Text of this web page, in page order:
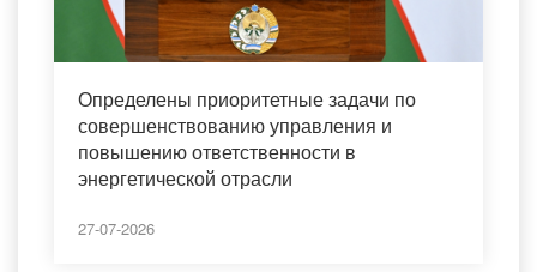
Определены приоритетные задачи по
совершенствованию управления и
повышению ответственности в
энергетической отрасли
27-07-2026